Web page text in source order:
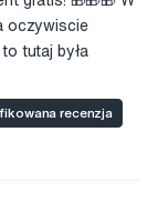
oczywiscie
tutaj była
recenzja